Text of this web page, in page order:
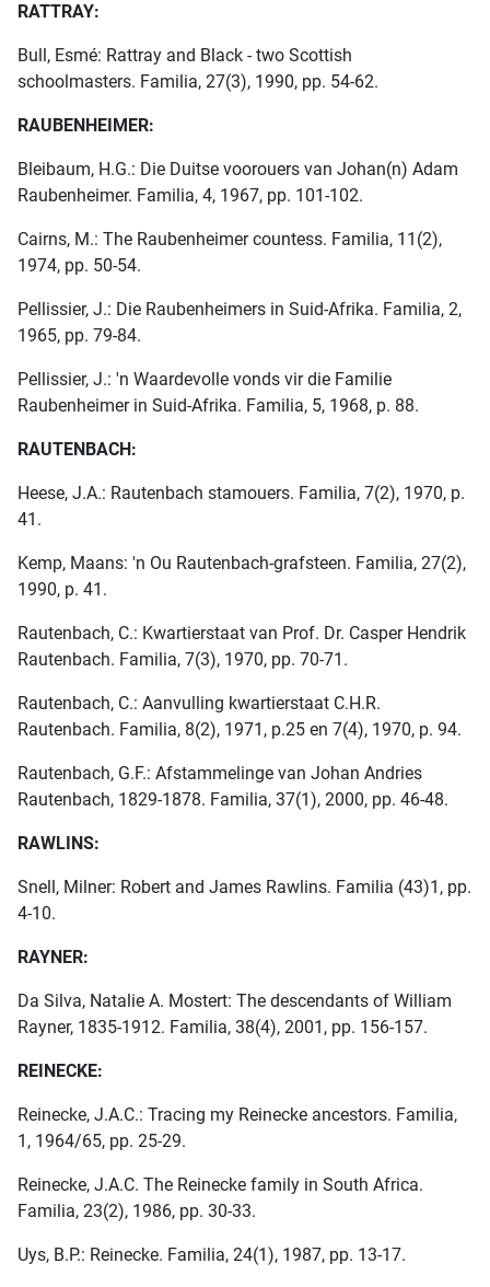
RATTRAY:
Bull, Esmé: Rattray and Black - two Scottish
schoolmasters. Familia, 27(3), 1990, pp. 54-62.
RAUBENHEIMER:
Bleibaum, H.G.: Die Duitse voorouers van Johan(n) Adam
Raubenheimer. Familia, 4, 1967, pp. 101-102.
Cairns, M.: The Raubenheimer countess. Familia, 11(2),
1974, pp. 50-54.
Pellissier, J.: Die Raubenheimers in Suid-Afrika. Familia, 2,
1965, pp. 79-84.
Pellissier, J.: 'n Waardevolle vonds vir die Familie
Raubenheimer in Suid-Afrika. Familia, 5, 1968, p. 88.
RAUTENBACH:
Heese, J.A.: Rautenbach stamouers. Familia, 7(2), 1970, p.
41.
Kemp, Maans: 'n Ou Rautenbach-grafsteen. Familia, 27(2),
1990, p. 41.
Rautenbach, C.: Kwartierstaat van Prof. Dr. Casper Hendrik
Rautenbach. Familia, 7(3), 1970, pp. 70-71.
Rautenbach, C.: Aanvulling kwartierstaat C.H.R.
Rautenbach. Familia, 8(2), 1971, p.25 en 7(4), 1970, p. 94.
Rautenbach, G.F.: Afstammelinge van Johan Andries
Rautenbach, 1829-1878. Familia, 37(1), 2000, pp. 46-48.
RAWLINS:
Snell, Milner: Robert and James Rawlins. Familia (43)1, pp.
4-10.
RAYNER:
Da Silva, Natalie A. Mostert: The descendants of William
Rayner, 1835-1912. Familia, 38(4), 2001, pp. 156-157.
REINECKE:
Reinecke, J.A.C.: Tracing my Reinecke ancestors. Familia,
1, 1964/65, pp. 25-29.
Reinecke, J.A.C. The Reinecke family in South Africa.
Familia, 23(2), 1986, pp. 30-33.
Uys, B.P.: Reinecke. Familia, 24(1), 1987, pp. 13-17.